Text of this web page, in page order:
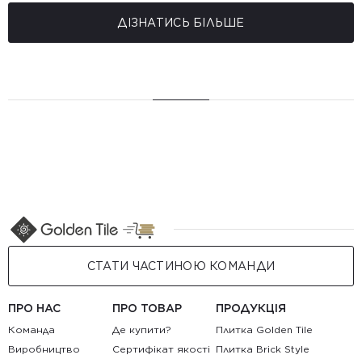
ДІЗНАТИСЬ БІЛЬШЕ
СТАТИ ЧАСТИНОЮ КОМАНДИ
ПРО НАС
Команда
Виробництво
ПРО ТОВАР
Де купити?
Сертифікат якості
ПРОДУКЦІЯ
Плитка Golden Tile
Плитка Brick Style